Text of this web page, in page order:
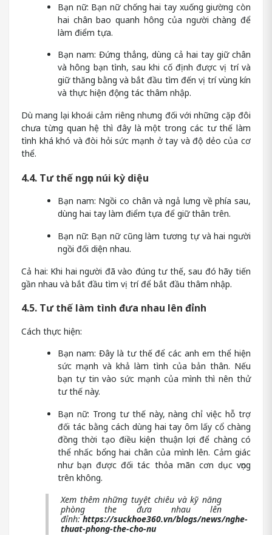
Bạn nữ: Bạn nữ chống hai tay xuống giường còn
hai chân bao quanh hông của người chàng để
làm điểm tựa.
Bạn nam: Đứng thẳng, dùng cả hai tay giữ chân
và hông bạn tình, sau khi cố định được vị trí và
giữ thăng bằng và bắt đầu tìm đến vị trí vùng kín
và thực hiện động tác thâm nhập.
Dù mang lại khoái cảm riêng nhưng đối với những cặp đôi
chưa từng quan hệ thì đây là một trong các tư thế làm
tình khá khó và đòi hỏi sức mạnh ở tay và độ dẻo của cơ
thể.
4.4. Tư thế ngọn núi kỳ diệu
Bạn nam: Ngồi co chân và ngả lưng về phía sau,
dùng hai tay làm điểm tựa để giữ thân trên.
Bạn nữ: Bạn nữ cũng làm tương tự và hai người
ngồi đối diện nhau.
Cả hai: Khi hai người đã vào đúng tư thế, sau đó hãy tiến
gần nhau và bắt đầu tìm vị trí để bắt đầu thâm nhập.
4.5. Tư thế làm tình đưa nhau lên đỉnh
Cách thực hiện:
Bạn nam: Đây là tư thế để các anh em thể hiện
sức mạnh và khả làm tình của bản thân. Nếu
bạn tự tin vào sức mạnh của mình thì nên thử
tư thế này.
Bạn nữ: Trong tư thế này, nàng chỉ việc hỗ trợ
đối tác bằng cách dùng hai tay ôm lấy cổ chàng
đồng thời tạo điều kiện thuận lợi để chàng có
thể nhấc bổng hai chân của mình lên. Cảm giác
như bạn được đối tác thỏa mãn cơn dục vọng
trên không.
Xem thêm những tuyệt chiêu và kỹ năng
phòng the đưa nhau lên
đỉnh:https://suckhoe360.vn/blogs/news/nghe-
thuat-phong-the-cho-nu